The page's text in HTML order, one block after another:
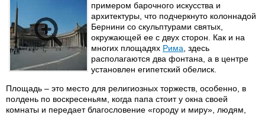
примером барочного искусства и
архитектуры, что подчеркнуто колоннадой
Бернини со скульптурами святых,
окружающей ее с двух сторон. Как и на
многих площадях Рима , здесь
располагаются два фонтана, а в центре
установлен египетский обелиск.
Площадь – это место для религиозных торжеств, особенно, в
полдень по воскресеньям, когда папа стоит у окна своей
комнаты и передает благословение «городу и миру», людям,